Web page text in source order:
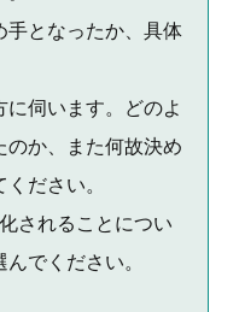
手となったか、具体
に伺います。どのよ
のか、また何故決め
ださい。
されることについ
でください。